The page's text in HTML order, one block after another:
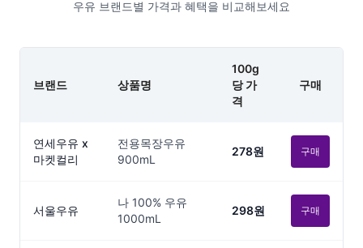
우유 브랜드별 가격과 혜택을 비교해보세요
브랜드 상품명
100g
당 가
격
구매
연세우유 x
마켓컬리
전용목장우유
900mL
278원 구매
서울우유
나 100% 우유
1000mL
298원 구매